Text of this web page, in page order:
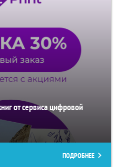
от сервиса цифровой
ПОДРОБНЕЕ